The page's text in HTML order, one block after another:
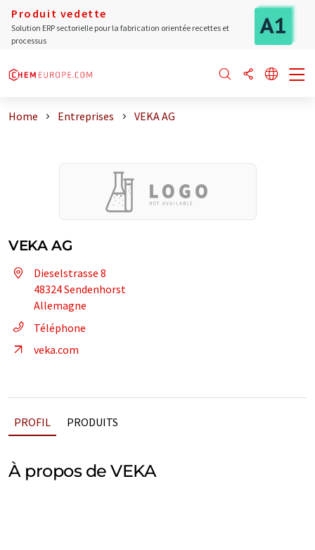
Produit vedette
Solution ERP sectorielle pour la fabrication orientée recettes et
processus
Home Entreprises VEKA AG
VEKA AG
Dieselstrasse 8
48324 Sendenhorst
Allemagne
Téléphone
veka.com
PROFIL PRODUITS
À propos de VEKA